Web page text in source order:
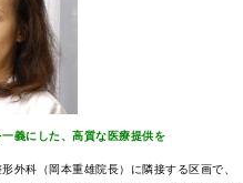
義にした、高質な医療提供を
外科（岡本重雄院長）に隣接する区画で、